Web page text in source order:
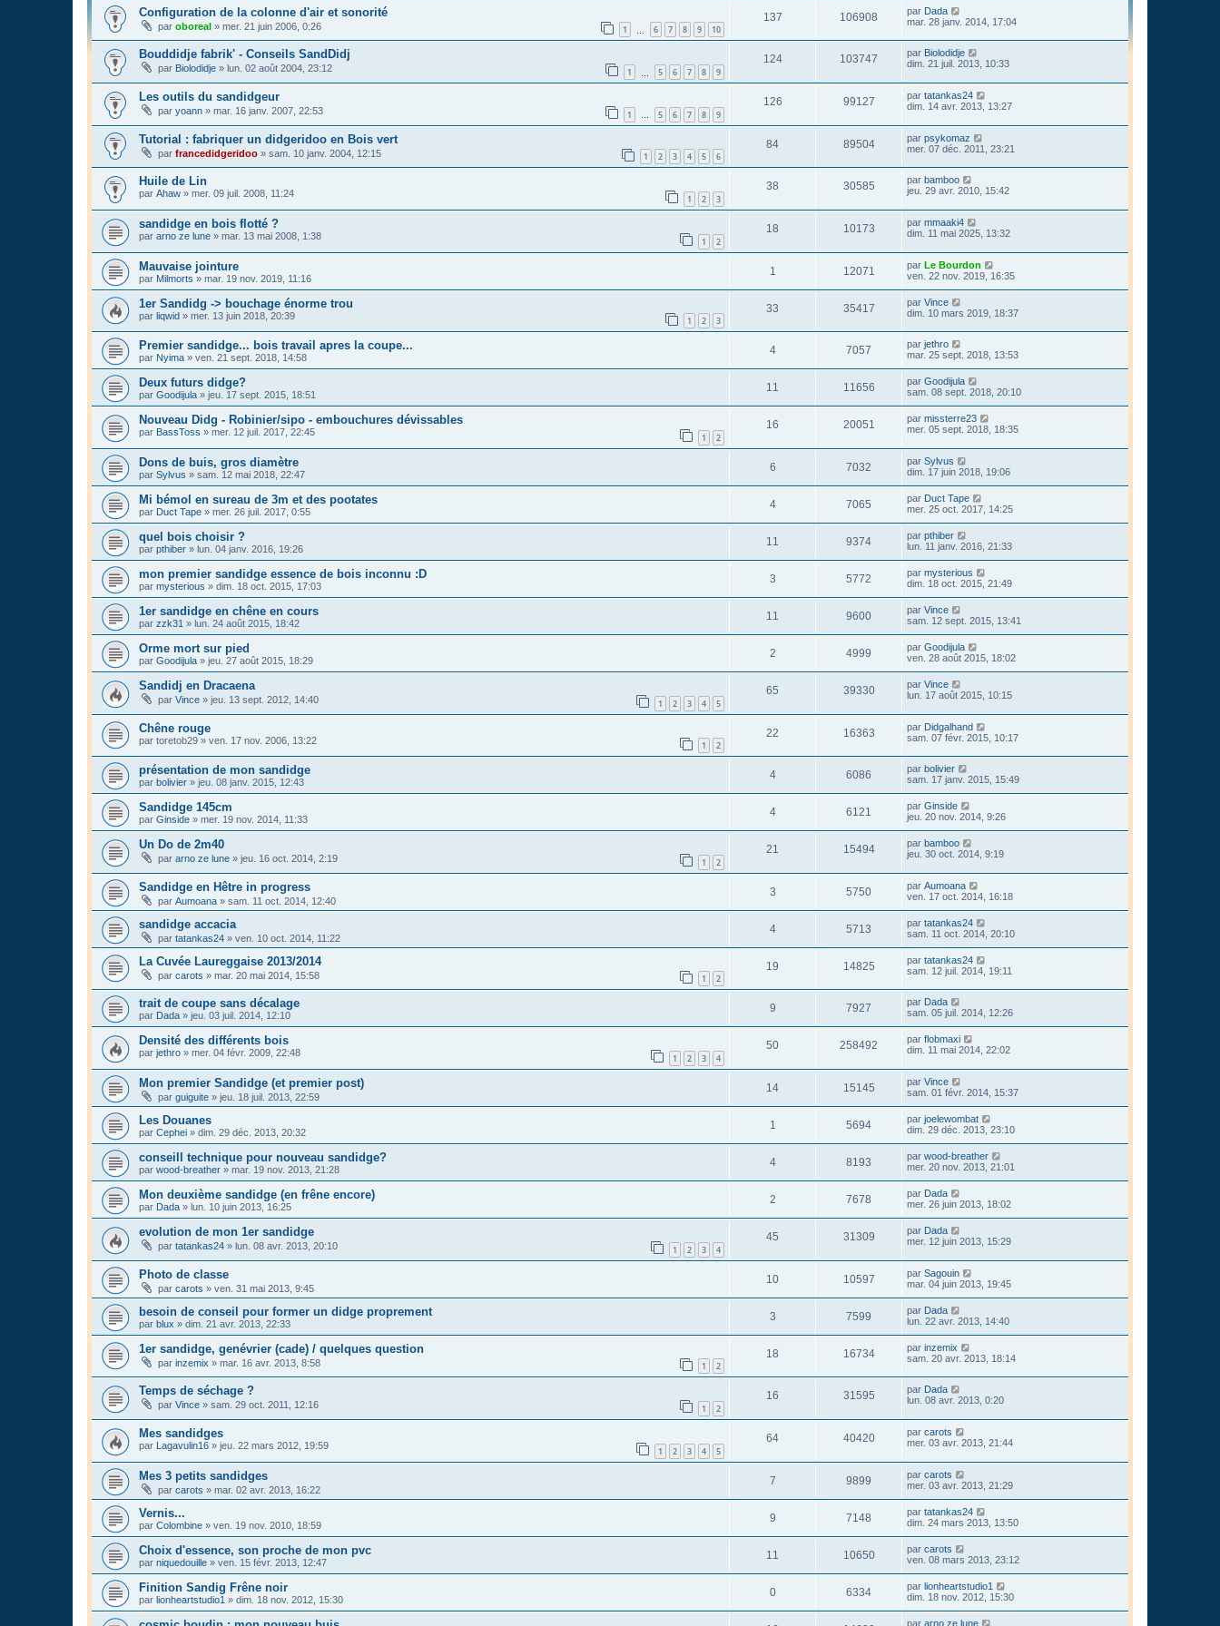
Configuration de la colonne d'air et sonorité
par oboreal » mer. 21 juin 2006, 0:26 1 6 7 8 9 10
137 106908 par Dada
mar. 28 janv. 2014, 17:04
Bouddidje fabrik' - Conseils SandDidj
par Biolodidje » lun. 02 août 2004, 23:12 1 5 6 7 8 9
124 103747 par Biolodidje
dim. 21 juil. 2013, 10:33
Les outils du sandidgeur
par yoann » mar. 16 janv. 2007, 22:53 1 … 5 6 7 8 9
126 99127 par tatankas24
dim. 14 avr. 2013, 13:27
Tutorial : fabriquer un didgeridoo en Bois vert
par francedidgeridoo » sam. 10 janv. 2004, 12:15 1 2 3 4 5 6
84 89504 par psykomaz
mer. 07 déc. 2011, 23:21
Huile de Lin
par Ahaw » mer. 09 juil. 2008, 11:24 1 2 3
38 30585 par bamboo
jeu. 29 avr. 2010, 15:42
sandidge en bois flotté ?
par arno ze lune » mar. 13 mai 2008, 1:38 1 2
18 10173 par mmaaki4
dim. 11 mai 2025, 13:32
Mauvaise jointure
par Milmorts » mar. 19 nov. 2019, 11:16
1 12071 par Le Bourdon
ven. 22 nov. 2019, 16:35
1er Sandidg -> bouchage énorme trou
par liqwid » mer. 13 juin 2018, 20:39 1 2 3
33 35417 par Vince
dim. 10 mars 2019, 18:37
Premier sandidge... bois travail apres la coupe...
par Nyima » ven. 21 sept. 2018, 14:58
4 7057 par jethro
mar. 25 sept. 2018, 13:53
Deux futurs didge?
par Goodijula » jeu. 17 sept. 2015, 18:51
11 11656 par Goodijula
sam. 08 sept. 2018, 20:10
Nouveau Didg - Robinier/sipo - embouchures dévissables
par BassToss » mer. 12 juil. 2017, 22:45 1 2
16 20051 par missterre23
mer. 05 sept. 2018, 18:35
Dons de buis, gros diamètre
par Sylvus » sam. 12 mai 2018, 22:47
6 7032 par Sylvus
dim. 17 juin 2018, 19:06
Mi bémol en sureau de 3m et des pootates
par Duct Tape » mer. 26 juil. 2017, 0:55
4 7065 par Duct Tape
mer. 25 oct. 2017, 14:25
quel bois choisir ?
par pthiber » lun. 04 janv. 2016, 19:26
11 9374 par pthiber
lun. 11 janv. 2016, 21:33
mon premier sandidge essence de bois inconnu :D
par mysterious » dim. 18 oct. 2015, 17:03
3 5772 par mysterious
dim. 18 oct. 2015, 21:49
1er sandidge en chêne en cours
par zzk31 » lun. 24 août 2015, 18:42
11 9600 par Vince
sam. 12 sept. 2015, 13:41
Orme mort sur pied
par Goodijula » jeu. 27 août 2015, 18:29
2 4999 par Goodijula
ven. 28 août 2015, 18:02
Sandidj en Dracaena
par Vince » jeu. 13 sept. 2012, 14:40 1 2 3 4 5
65 39330 par Vince
lun. 17 août 2015, 10:15
Chêne rouge
par toretob29 » ven. 17 nov. 2006, 13:22 1 2
22 16363 par Didgalhand
sam. 07 févr. 2015, 10:17
présentation de mon sandidge
par bolivier » jeu. 08 janv. 2015, 12:43
4 6086 par bolivier
sam. 17 janv. 2015, 15:49
Sandidge 145cm
par Ginside » mer. 19 nov. 2014, 11:33
4 6121 par Ginside
jeu. 20 nov. 2014, 9:26
Un Do de 2m40
par arno ze lune » jeu. 16 oct. 2014, 2:19 1 2
21 15494 par bamboo
jeu. 30 oct. 2014, 9:19
Sandidge en Hêtre in progress
par Aumoana » sam. 11 oct. 2014, 12:40
3 5750 par Aumoana
ven. 17 oct. 2014, 16:18
sandidge accacia
par tatankas24 » ven. 10 oct. 2014, 11:22
4 5713 par tatankas24
sam. 11 oct. 2014, 20:10
La Cuvée Laureggaise 2013/2014
par carots » mar. 20 mai 2014, 15:58 1 2
19 14825 par tatankas24
sam. 12 juil. 2014, 19:11
trait de coupe sans décalage
par Dada » jeu. 03 juil. 2014, 12:10
9 7927 par Dada
sam. 05 juil. 2014, 12:26
Densité des différents bois
par jethro » mer. 04 févr. 2009, 22:48 1 2 3 4
50 258492 par flobmaxi
dim. 11 mai 2014, 22:02
Mon premier Sandidge (et premier post)
par guiguite » jeu. 18 juil. 2013, 22:59
14 15145 par Vince
sam. 01 févr. 2014, 15:37
Les Douanes
par Cephei » dim. 29 déc. 2013, 20:32
1 5694 par joelewombat
dim. 29 déc. 2013, 23:10
conseill technique pour nouveau sandidge?
par wood-breather » mar. 19 nov. 2013, 21:28
4 8193 par wood-breather
mer. 20 nov. 2013, 21:01
Mon deuxième sandidge (en frêne encore)
par Dada » lun. 10 juin 2013, 16:25
2 7678 par Dada
mer. 26 juin 2013, 18:02
evolution de mon 1er sandidge
par tatankas24 » lun. 08 avr. 2013, 20:10 1 2 3 4
45 31309 par Dada
mer. 12 juin 2013, 15:29
Photo de classe
par carots » ven. 31 mai 2013, 9:45
10 10597 par Sagouin
mar. 04 juin 2013, 19:45
besoin de conseil pour former un didge proprement
par blux » dim. 21 avr. 2013, 22:33
3 7599 par Dada
lun. 22 avr. 2013, 14:40
1er sandidge, genévrier (cade) / quelques question
par inzemix » mar. 16 avr. 2013, 8:58 1 2
18 16734 par inzemix
sam. 20 avr. 2013, 18:14
Temps de séchage ?
par Vince » sam. 29 oct. 2011, 12:16 1 2
16 31595 par Dada
lun. 08 avr. 2013, 0:20
Mes sandidges
par Lagavulin16 » jeu. 22 mars 2012, 19:59 1 2 3 4 5
64 40420 par carots
mer. 03 avr. 2013, 21:44
Mes 3 petits sandidges
par carots » mar. 02 avr. 2013, 16:22
7 9899 par carots
mer. 03 avr. 2013, 21:29
Vernis...
par Colombine » ven. 19 nov. 2010, 18:59
9 7148 par tatankas24
dim. 24 mars 2013, 13:50
Choix d'essence, son proche de mon pvc
par niquedouille » ven. 15 févr. 2013, 12:47
11 10650 par carots
ven. 08 mars 2013, 23:12
Finition Sandig Frêne noir
par lionheartstudio1 » dim. 18 nov. 2012, 15:30
0 6334 par lionheartstudio1
dim. 18 nov. 2012, 15:30
par arno ze lune